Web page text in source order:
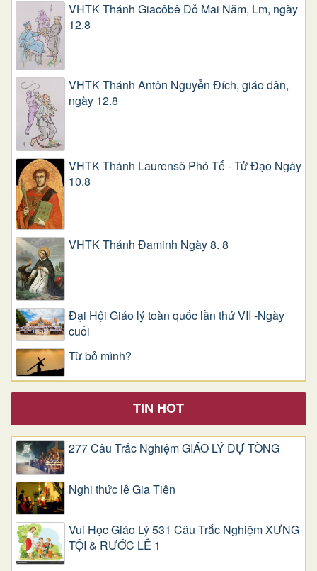
VHTK Thánh Giacôbê Ðỗ Mai Năm, Lm, ngày
12.8
VHTK Thánh Antôn Nguyễn Ðích, giáo dân,
ngày 12.8
VHTK Thánh Laurensô Phó Tế - Tử Đạo Ngày
10.8
VHTK Thánh Đaminh Ngày 8. 8
Đại Hội Giáo lý toàn quốc lần thứ VII -Ngày
cuối
Từ bỏ mình?
TIN HOT
277 Câu Trắc Nghiệm GIÁO LÝ DỰ TÒNG
Nghi thức lễ Gia Tiên
Vui Học Giáo Lý 531 Câu Trắc Nghiệm XƯNG
TỘI & RƯỚC LỄ 1